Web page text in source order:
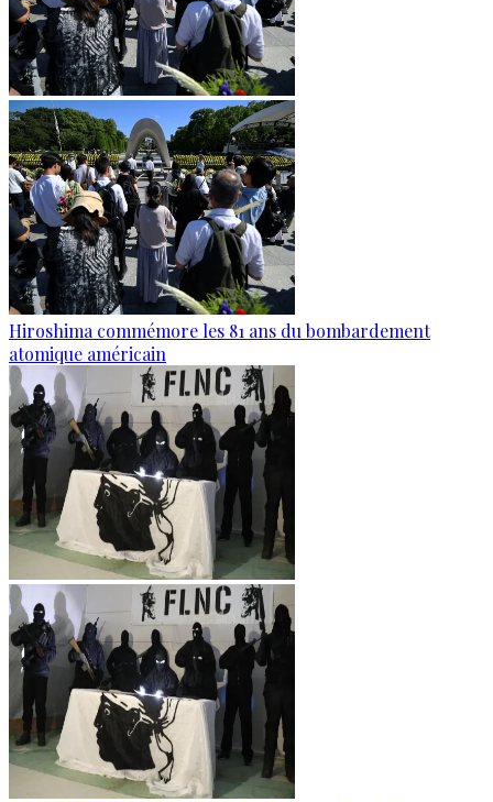
Hiroshima commémore les 81 ans du bombardement
atomique américain